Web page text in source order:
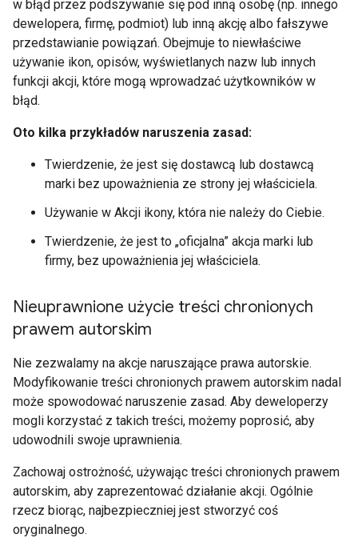
w błąd przez podszywanie się pod inną osobę (np. innego
dewelopera, firmę, podmiot) lub inną akcję albo fałszywe
przedstawianie powiązań. Obejmuje to niewłaściwe
używanie ikon, opisów, wyświetlanych nazw lub innych
funkcji akcji, które mogą wprowadzać użytkowników w
błąd.
Oto kilka przykładów naruszenia zasad:
Twierdzenie, że jest się dostawcą lub dostawcą
marki bez upoważnienia ze strony jej właściciela.
Używanie w Akcji ikony, która nie należy do Ciebie.
Twierdzenie, że jest to „oficjalna” akcja marki lub
firmy, bez upoważnienia jej właściciela.
Nieuprawnione użycie treści chronionych
prawem autorskim
Nie zezwalamy na akcje naruszające prawa autorskie.
Modyfikowanie treści chronionych prawem autorskim nadal
może spowodować naruszenie zasad. Aby deweloperzy
mogli korzystać z takich treści, możemy poprosić, aby
udowodnili swoje uprawnienia.
Zachowaj ostrożność, używając treści chronionych prawem
autorskim, aby zaprezentować działanie akcji. Ogólnie
rzecz biorąc, najbezpieczniej jest stworzyć coś
oryginalnego.